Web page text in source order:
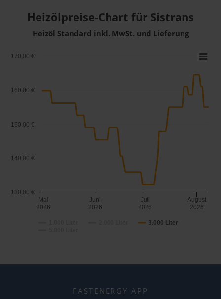
Heizölpreise-Chart für Sistrans
Heizöl Standard inkl. MwSt. und Lieferung
3.000 Liter
Mai
2026
Juni
2026
Juli
2026
August
2026
130,00 €
140,00 €
150,00 €
160,00 €
170,00 €
FASTENERGY APP